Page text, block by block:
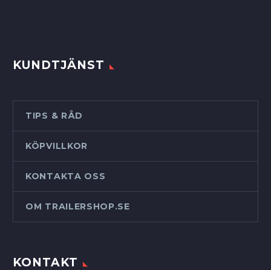
KUNDTJÄNST
TIPS & RÅD
KÖPVILLKOR
KONTAKTA OSS
OM TRAILERSHOP.SE
KONTAKT